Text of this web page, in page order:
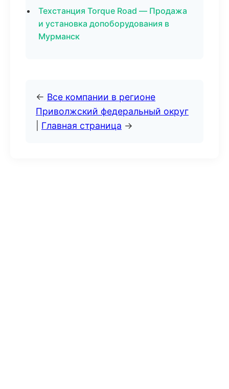
Техстанция Torque Road — Продажа
и установка допоборудования в
Мурманск
← Все компании в регионе
Приволжский федеральный округ
Главная страница →